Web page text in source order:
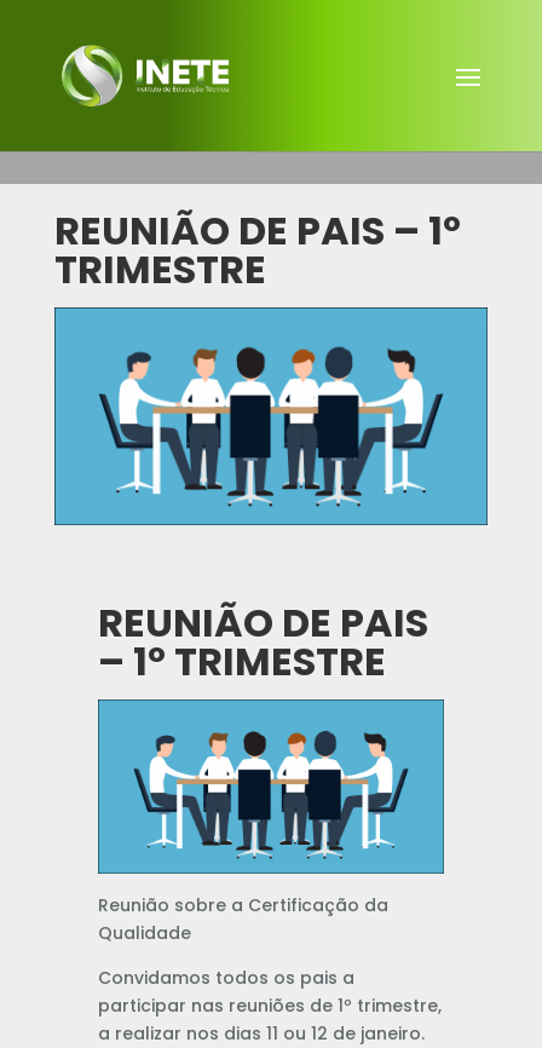
REUNIÃO DE PAIS – 1º
TRIMESTRE
REUNIÃO DE PAIS
– 1º TRIMESTRE
Reunião sobre a Certificação da
Qualidade
Convidamos todos os pais a
participar nas reuniões de 1º trimestre,
a realizar nos dias 11 ou 12 de janeiro.